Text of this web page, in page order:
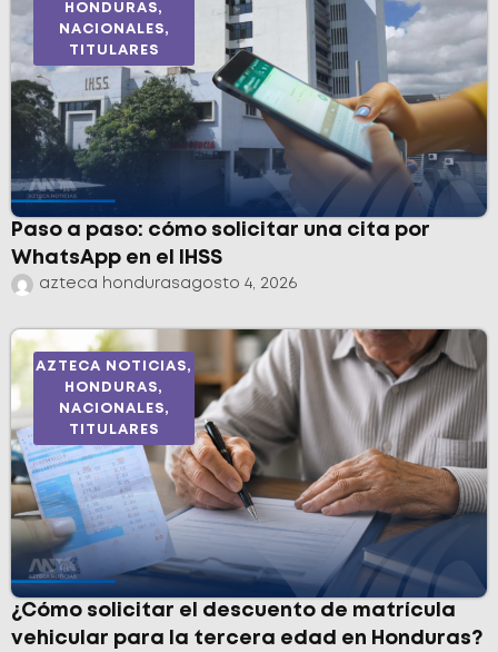
HONDURAS,
NACIONALES,
TITULARES
Paso a paso: cómo solicitar una cita por
WhatsApp en el IHSS
azteca hondurasagosto 4, 2026
AZTECA NOTICIAS,
HONDURAS,
NACIONALES,
TITULARES
¿Cómo solicitar el descuento de matrícula
vehicular para la tercera edad en Honduras?